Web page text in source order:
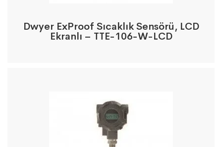
Dwyer ExProof Sıcaklık Sensörü, LCD
Ekranlı – TTE-106-W-LCD